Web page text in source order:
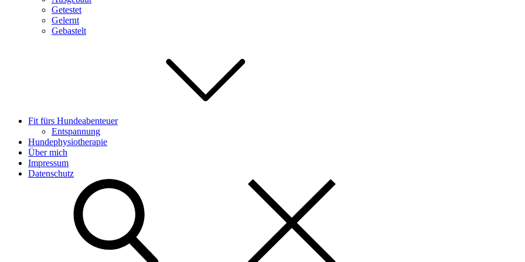
Getestet
Gelernt
Gebastelt
Fit fürs Hundeabenteuer
Entspannung
Hundephysiotherapie
Über mich
Impressum
Datenschutz